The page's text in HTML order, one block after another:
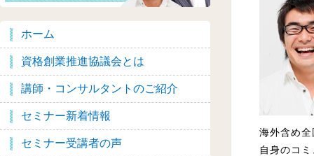
ホーム
資格創業推進協議会とは
講師・コンサルタントのご紹介
セミナー新着情報
セミナー受講者の声
海外含め
自身のコ